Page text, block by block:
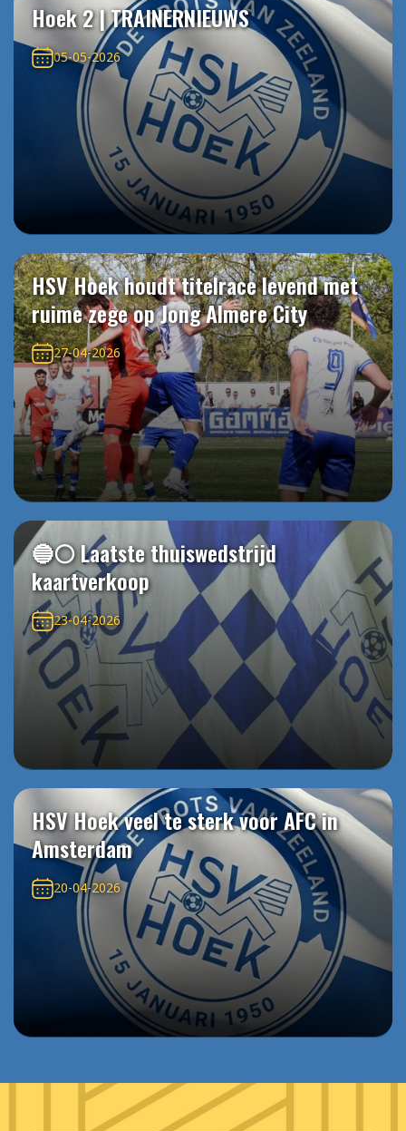
Hoek 2 | TRAINERNIEUWS
05-05-2026
HSV Hoek houdt titelrace levend met
ruime zege op Jong Almere City
27-04-2026
🔵⚪️ Laatste thuiswedstrijd
kaartverkoop
23-04-2026
HSV Hoek veel te sterk voor AFC in
Amsterdam
20-04-2026